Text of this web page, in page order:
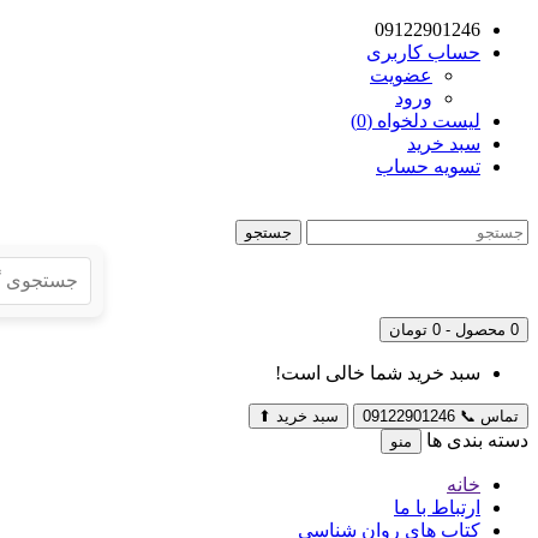
09122901246
حساب کاربری
عضویت
ورود
لیست دلخواه (0)
سبد خرید
تسویه حساب
جستجو
0 محصول - 0 تومان
سبد خرید شما خالی است!
تماس 📞
09122901246 سبد خرید ⬆
دسته بندی ها منو
خانه
ارتباط با ما
کتاب های روان شناسی